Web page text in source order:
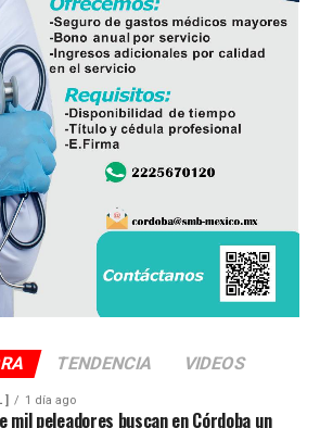
productoras con más de 350
cuales representan una importante
desarrollo económico para
de ambas entidades.
TENDENCIA VIDEOS
] 1 día ago
mil peleadores buscan en Córdoba un